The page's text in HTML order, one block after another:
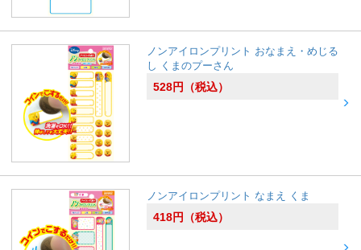
ノンアイロンプリント おなまえ・めじる
し くまのプーさん
528円 （税込）
ノンアイロンプリント なまえ くま
418円 （税込）